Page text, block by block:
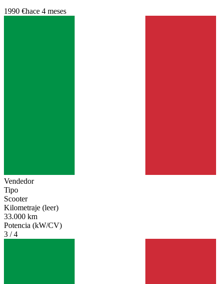
1990 €hace 4 meses
Vendedor
Tipo
Scooter
Kilometraje (leer)
33.000 km
Potencia (kW/CV)
3 / 4